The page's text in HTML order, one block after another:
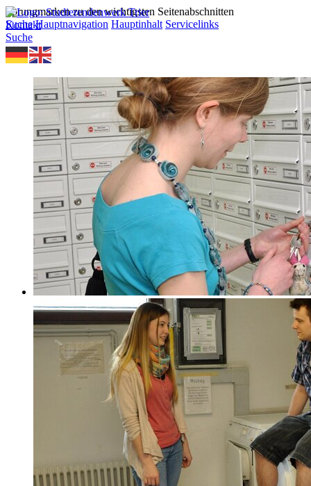
Sprungmarken zu den wichtigsten Seitenabschnitten
Suche Hauptnavigation Hauptinhalt Servicelinks
Kontakt
Suche